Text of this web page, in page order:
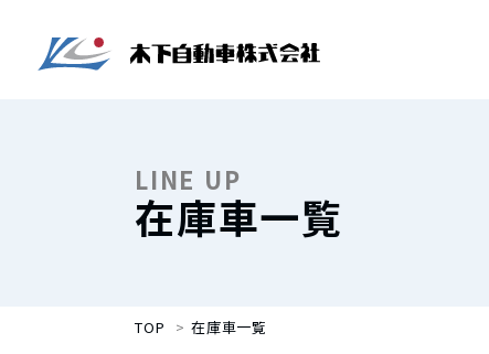
LINE UP
在庫車一覧
TOP 在庫車一覧